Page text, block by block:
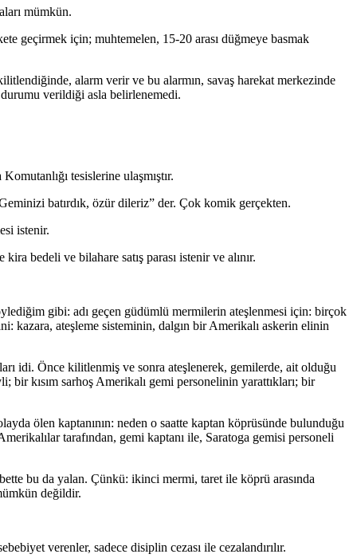
mümkün.
geçirmek için; muhtemelen, 15-20 arası düğmeye basmak
alarm verir ve bu alarmın, savaş harekat merkezinde
verildiği asla belirlenemedi.
tesislerine ulaşmıştır.
batırdık, özür dileriz” der. Çok komik gerçekten.
istenir.
bedeli ve bilahare satış parası istenir ve alınır.
gibi: adı geçen güdümlü mermilerin ateşlenmesi için: birçok
kazara, ateşleme sisteminin, dalgın bir Amerikalı askerin elinin
idi. Önce kilitlenmiş ve sonra ateşlenerek, gemilerde, ait olduğu
kısım sarhoş Amerikalı gemi personelinin yarattıkları; bir
ölen kaptanının: neden o saatte kaptan köprüsünde bulunduğu
tarafından, gemi kaptanı ile, Saratoga gemisi personeli
bu da yalan. Çünkü: ikinci mermi, taret ile köprü arasında
değildir.
verenler, sadece disiplin cezası ile cezalandırılır.